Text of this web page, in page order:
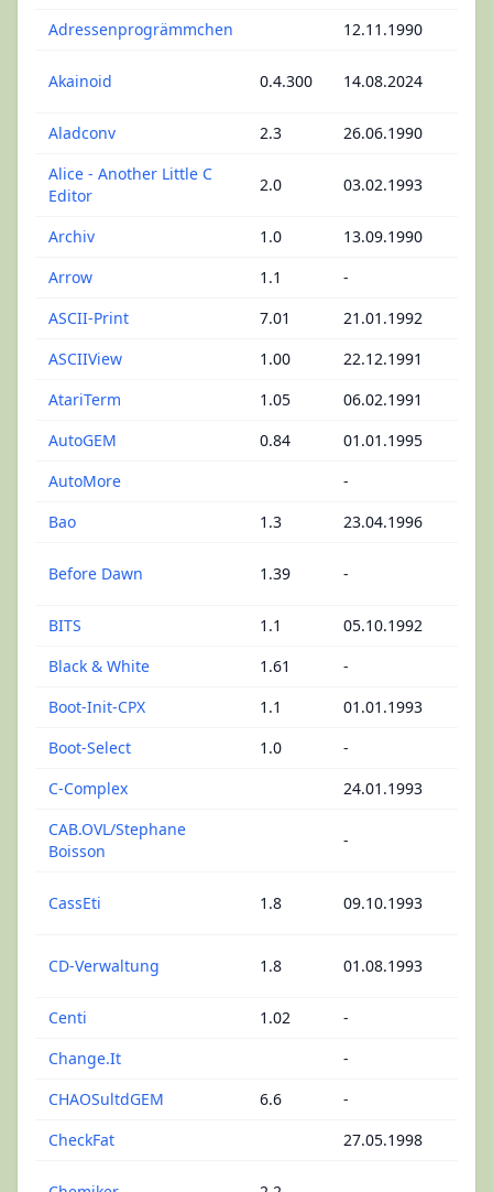
Adressenprogrämmchen
12.11.1990
Akainoid 0.4.300 14.08.2024
Aladconv
2.3 26.06.1990
Alice - Another Little C
Editor
2.0 03.02.1993
Archiv
1.0 13.09.1990
Arrow
1.1 -
ASCII-Print
7.01 21.01.1992
ASCIIView
1.00 22.12.1991
AtariTerm
1.05 06.02.1991
AutoGEM
0.84 01.01.1995
AutoMore
-
Bao
1.3 23.04.1996
Before Dawn 1.39 -
BITS
1.1 05.10.1992
Black & White
1.61 -
Boot-Init-CPX
1.1 01.01.1993
Boot-Select
1.0 -
C-Complex
24.01.1993
CAB.OVL/Stephane
Boisson
-
CassEti 1.8 09.10.1993
CD-Verwaltung 1.8 01.08.1993
Centi
1.02 -
Change.It
-
CHAOSultdGEM
6.6 -
CheckFat
27.05.1998